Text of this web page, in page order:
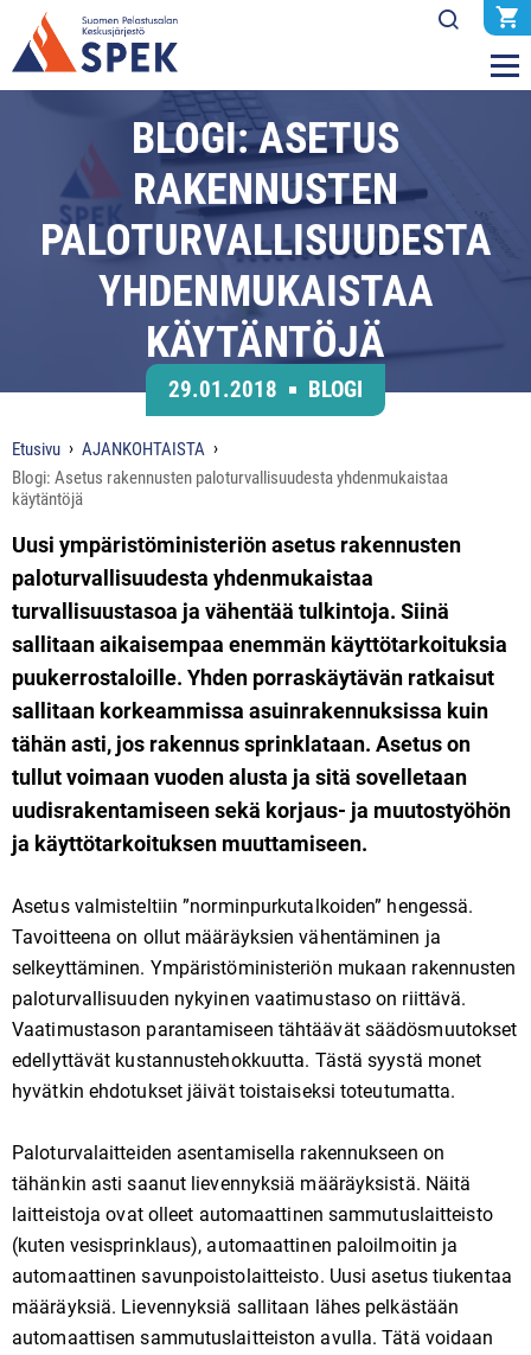
BLOGI: ASETUS
RAKENNUSTEN
PALOTURVALLISUUDESTA
YHDENMUKAISTAA
KÄYTÄNTÖJÄ
29.01.2018 BLOGI
Etusivu
AJANKOHTAISTA
Blogi: Asetus rakennusten paloturvallisuudesta yhdenmukaistaa
käytäntöjä
Uusi ympäristöministeriön asetus rakennusten
paloturvallisuudesta yhdenmukaistaa
turvallisuustasoa ja vähentää tulkintoja. Siinä
sallitaan aikaisempaa enemmän käyttötarkoituksia
puukerrostaloille. Yhden porraskäytävän ratkaisut
sallitaan korkeammissa asuinrakennuksissa kuin
tähän asti, jos rakennus sprinklataan. Asetus on
tullut voimaan vuoden alusta ja sitä sovelletaan
uudisrakentamiseen sekä korjaus- ja muutostyöhön
ja käyttötarkoituksen muuttamiseen.
Asetus valmisteltiin ”norminpurkutalkoiden” hengessä.
Tavoitteena on ollut määräyksien vähentäminen ja
selkeyttäminen. Ympäristöministeriön mukaan rakennusten
paloturvallisuuden nykyinen vaatimustaso on riittävä.
Vaatimustason parantamiseen tähtäävät säädösmuutokset
edellyttävät kustannustehokkuutta. Tästä syystä monet
hyvätkin ehdotukset jäivät toistaiseksi toteutumatta.
Paloturvalaitteiden asentamisella rakennukseen on
tähänkin asti saanut lievennyksiä määräyksistä. Näitä
laitteistoja ovat olleet automaattinen sammutuslaitteisto
(kuten vesisprinklaus), automaattinen paloilmoitin ja
automaattinen savunpoistolaitteisto. Uusi asetus tiukentaa
määräyksiä. Lievennyksiä sallitaan lähes pelkästään
automaattisen sammutuslaitteiston avulla. Tätä voidaan